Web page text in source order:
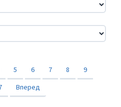
5 6 7 8
9
Вперед